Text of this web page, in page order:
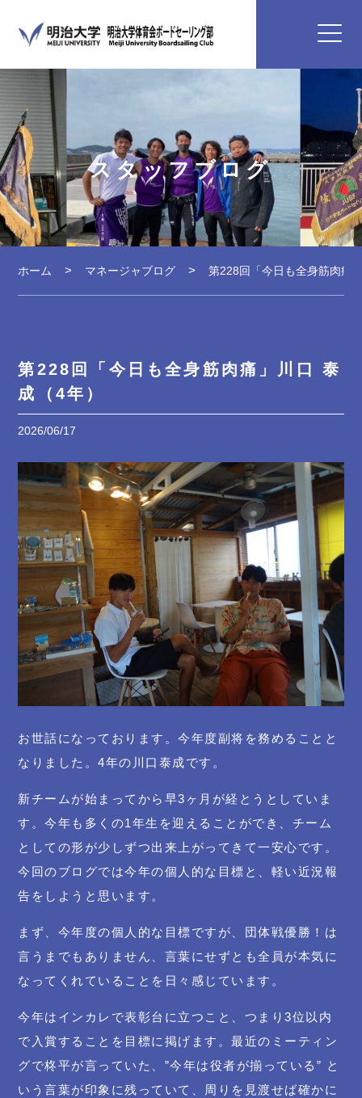
スタッフブログ
ホーム マネージャブログ 第228回「今日も全身筋肉痛
第228回「今日も全身筋肉痛」川口 泰
成（4年）
2026/06/17
お世話になっております。今年度副将を務めることと
なりました。4年の川口泰成です。
新チームが始まってから早3ヶ月が経とうとしていま
す。今年も多くの1年生を迎えることができ、チーム
としての形が少しずつ出来上がってきて一安心です。
今回のブログでは今年の個人的な目標と、軽い近況報
告をしようと思います。
まず、今年度の個人的な目標ですが、団体戦優勝！は
言うまでもありません、言葉にせずとも全員が本気に
なってくれていることを日々感じています。
今年はインカレで表彰台に立つこと、つまり3位以内
で入賞することを目標に掲げます。最近のミーティン
グで柊平が言っていた、”今年は役者が揃っている” と
いう言葉が印象に残っていて、周りを見渡せば確かに